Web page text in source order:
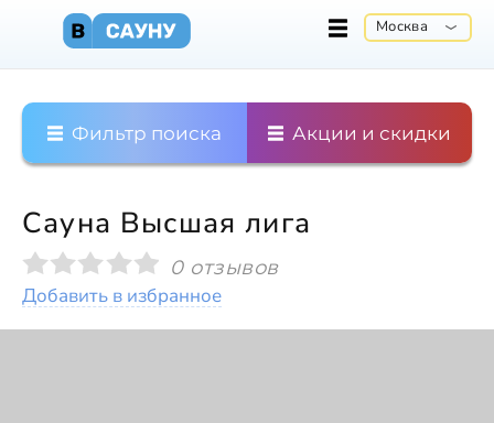
Москва
Фильтр поиска Акции и скидки
Сауна Высшая лига
0 отзывов
Добавить в избранное